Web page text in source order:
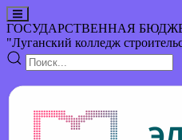
ГОСУДАРСТВЕННАЯ
"Луганский колледж